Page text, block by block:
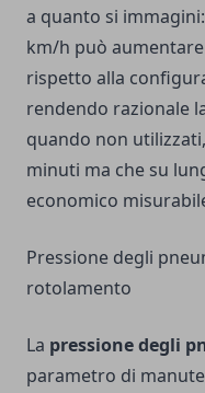
a quanto si
km/h può
rispetto alla
rendendo razionale
quando non
minuti ma che su
economico
Pressione degli
rotolamento
La pressione degli
parametro di